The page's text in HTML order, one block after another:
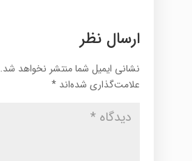
ارسال نظر
نشانی ایمیل شما منتشر نخواهد شد.
علامت‌گذاری شده‌اند *